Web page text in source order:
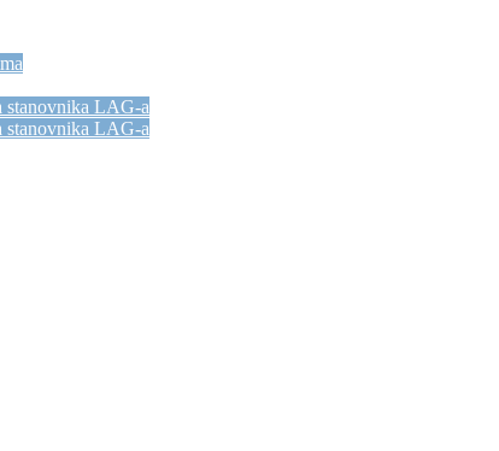
stanovnika LAG-a
stanovnika LAG-a